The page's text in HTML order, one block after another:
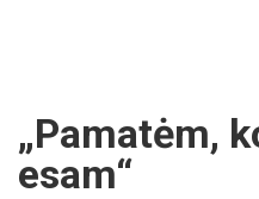
„Pamatėm,
esam“